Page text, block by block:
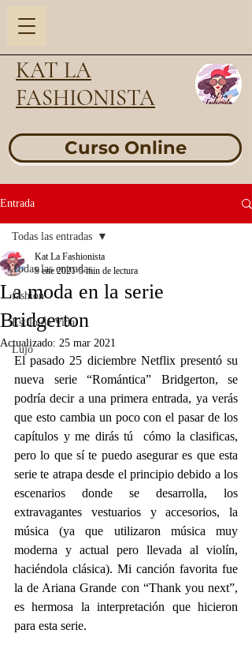
KAT LA
FASHIONISTA
Curso Online
Entrada
Todas las entradas
fashion
Estilo de Vida
Lujo
Todas las entradas
La moda en la serie
Bridgerton
Kat La Fashionista
9 ene 2021 5 min de lectura
Actualizado: 25 mar 2021
El pasado 25 diciembre Netflix presentó su
nueva serie “Romántica” Bridgerton, se
podría decir a una primera entrada, ya verás
que esto cambia un poco con el pasar de los
capítulos y me dirás tú  cómo la clasificas,
pero lo que sí te puedo asegurar es que esta
serie te atrapa desde el principio debido a los
escenarios donde se desarrolla, los
extravagantes vestuarios y accesorios, la
música (ya que utilizaron música muy
moderna y actual pero llevada al violín,
haciéndola clásica). Mi canción favorita fue
la de Ariana Grande con “Thank you next”,
es hermosa la interpretación que hicieron
para esta serie.